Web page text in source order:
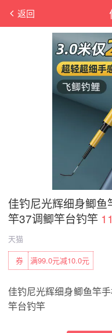
返回
佳钓尼光辉细身鲫
竿37调鲫竿台钓竿
天猫
满99.0元减10.0元
券
佳钓尼光辉细身鲫鱼竿
竿台钓竿